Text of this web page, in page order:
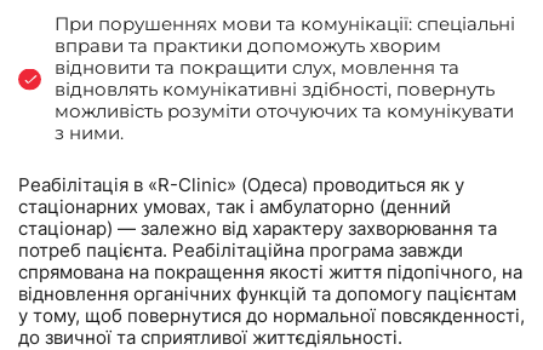
При порушеннях мови та комунікації: спеціальні
вправи та практики допоможуть хворим
відновити та покращити слух, мовлення та
відновлять комунікативні здібності, повернуть
можливість розуміти оточуючих та комунікувати
з ними.
Реабілітація в «R-Clinic» (Одеса) проводиться як у
стаціонарних умовах, так і амбулаторно (денний
стаціонар) — залежно від характеру захворювання та
потреб пацієнта. Реабілітаційна програма завжди
спрямована на покращення якості життя підопічного, на
відновлення органічних функцій та допомогу пацієнтам
у тому, щоб повернутися до нормальної повсякденності,
до звичної та сприятливої життєдіяльності.